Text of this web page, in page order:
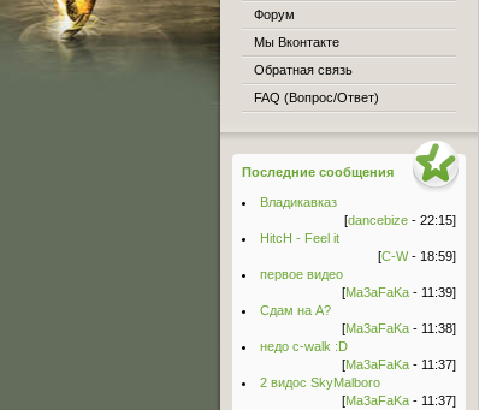
Форум
Мы Вконтакте
Обратная связь
FAQ (Вопрос/Ответ)
Последние сообщения
Владикавказ
[dancebize- 22:15]
HitcH - Feel it
[C-W- 18:59]
первое видео
[Ma3aFaKa- 11:39]
Сдам на А?
[Ma3aFaKa- 11:38]
недо c-walk :D
[Ma3aFaKa- 11:37]
2 видос SkyMalboro
[Ma3aFaKa- 11:37]